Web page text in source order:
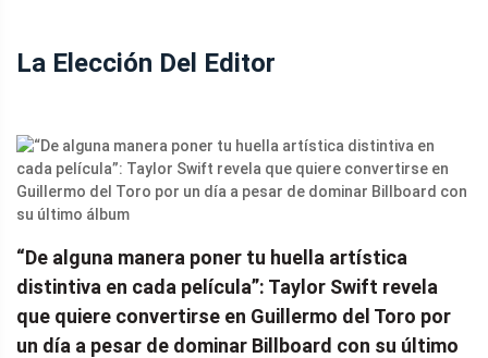
La Elección Del Editor
“De alguna manera poner tu huella artística
distintiva en cada película”: Taylor Swift revela
que quiere convertirse en Guillermo del Toro por
un día a pesar de dominar Billboard con su último